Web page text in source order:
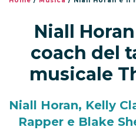
Niall
coach del
musicale
Niall Horan, Kelly
Rapper e Blake